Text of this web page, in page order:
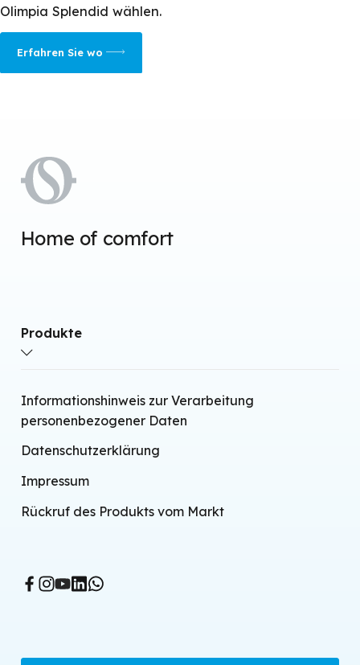
Olimpia Splendid wählen.
Erfahren Sie wo
Home of comfort
Produkte
Einheit
Tragbare Klimaanlagen
Informationshinweis zur Verarbeitung
personenbezogener Daten
Datenschutzerklärung
Impressum
Rückruf des Produkts vom Markt